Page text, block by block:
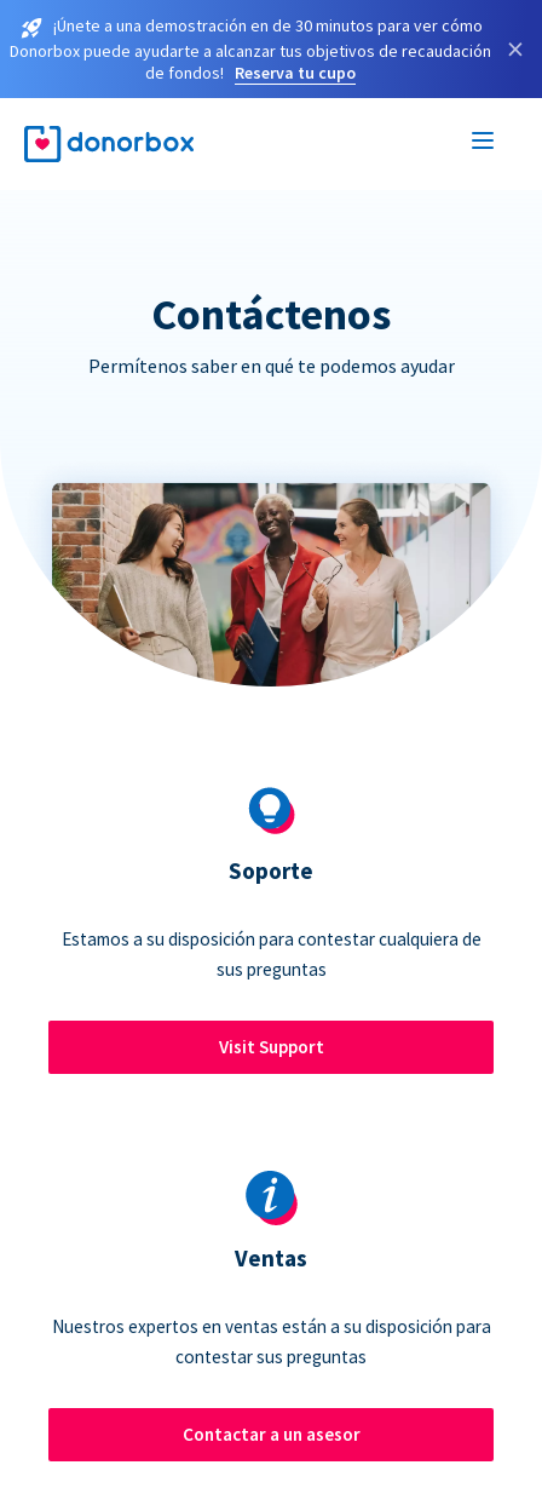
¡Únete a una demostración en de 30 minutos para ver cómo
Donorbox puede ayudarte a alcanzar tus objetivos de recaudación
de fondos!
Reserva tu cupo
×
Contáctenos
Permítenos saber en qué te podemos ayudar
Soporte
Estamos a su disposición para contestar cualquiera de
sus preguntas
Visit Support
Ventas
Nuestros expertos en ventas están a su disposición para
contestar sus preguntas
Contactar a un asesor